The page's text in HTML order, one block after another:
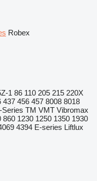
Robex
1 86 110 205 215 220X
437 456 457 8008 8018
Series TM VMT Vibromax
860 1230 1250 1350 1930
4394 E-series Liftlux